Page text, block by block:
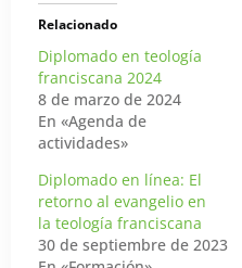
Relacionado
Diplomado en teología
franciscana 2024
8 de marzo de 2024
En «Agenda de
actividades»
Diplomado en línea: El
retorno al evangelio en
la teología franciscana
30 de septiembre de 2023